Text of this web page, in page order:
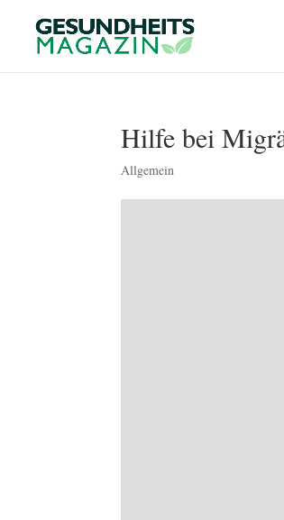
Hilfe bei
Allgemein